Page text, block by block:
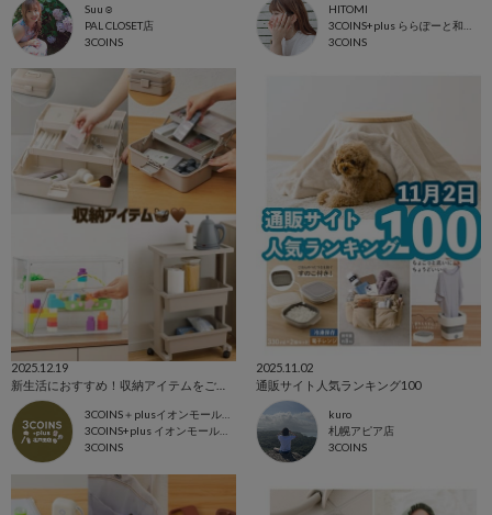
Suu☺︎
PAL CLOSET店
3COINS
HITOMI
3COINS
2025.12.19
3COINS＋plusイオンモール北戸田店
3COINS+plus イオンモール北戸田店
3COINS
2025.11.02
通販サイト人気ランキング100
kuro
札幌アピア店
3COINS